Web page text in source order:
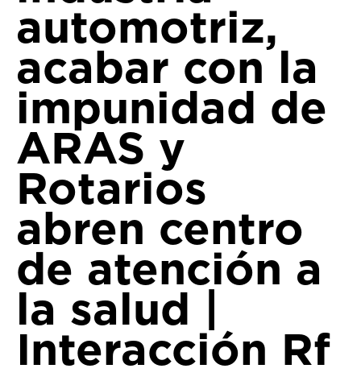
automotriz,
acabar con la
impunidad de
ARAS y
Rotarios
abren centro
de atención a
la salud |
Interacción Rf